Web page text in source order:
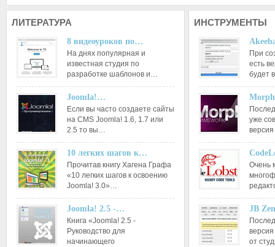
ЛИТЕРАТУРА
8 видеоуроков по…
На днях популярная и
известная студия по
разработке шаблонов и…
Joomla!…
Если вы часто создаете сайты
на CMS Joomla! 1.6, 1.7 или
2.5 то вы…
10 легких шагов к…
Прочитав книгу Хагена Графа
«10 легких шагов к освоению
Joomla! 3.0»…
Joomla! 2.5 -…
Книга «Joomla! 2.5 -
Руководство для
начинающего
ИНСТРУМЕНТЫ
При
есть
будет
уже
Очень
JB
от